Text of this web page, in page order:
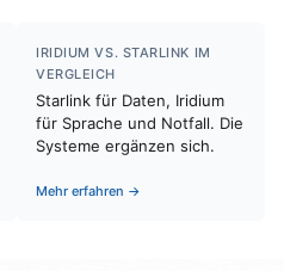
IRIDIUM VS. STARLINK IM
VERGLEICH
Starlink für Daten, Iridium
für Sprache und Notfall. Die
Systeme ergänzen sich.
Mehr erfahren →